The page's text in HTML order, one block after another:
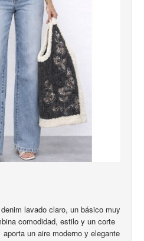
lavado claro, un básico muy
comodidad, estilo y un corte
un aire moderno y elegante